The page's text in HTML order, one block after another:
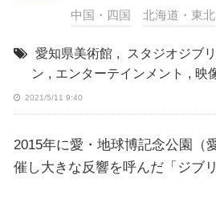
中国・四国 北海道・東北
愛知県美術館 , スタジオジブリ
ン , エンターテインメント , 映
2021/5/11 9:40
2015年に愛・地球博記念公園（
催し大きな反響を呼んだ「ジブ